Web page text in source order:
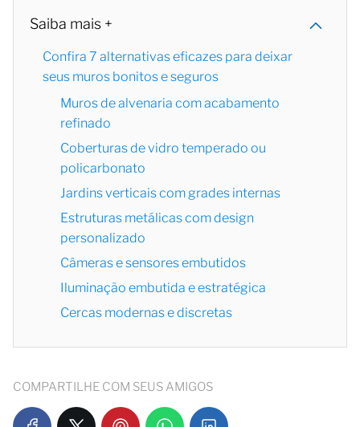
Saiba mais +
Confira 7 alternativas eficazes para deixar
seus muros bonitos e seguros
Muros de alvenaria com acabamento
refinado
Coberturas de vidro temperado ou
policarbonato
Jardins verticais com grades internas
Estruturas metálicas com design
personalizado
Câmeras e sensores embutidos
Iluminação embutida e estratégica
Cercas modernas e discretas
COMPARTILHE COM SEUS AMIGOS